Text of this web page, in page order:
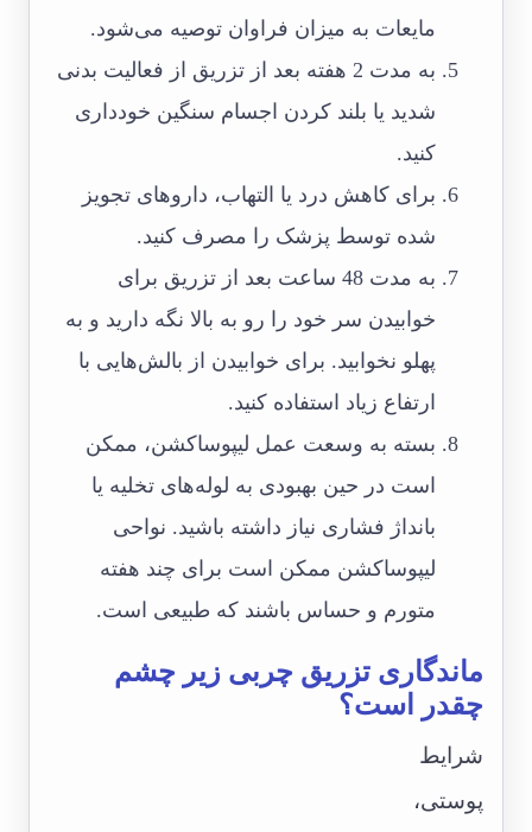
مایعات به میزان فراوان توصیه می‌شود.
به مدت 2 هفته بعد از تزریق از فعالیت بدنی
شدید یا بلند کردن اجسام سنگین خودداری
کنید.
برای کاهش درد یا التهاب، داروهای تجویز
شده توسط پزشک را مصرف کنید.
به مدت 48 ساعت بعد از تزریق برای
خوابیدن سر خود را رو به بالا نگه دارید و به
پهلو نخوابید. برای خوابیدن از بالش‌هایی با
ارتفاع زیاد استفاده کنید.
بسته به وسعت عمل لیپوساکشن، ممکن
است در حین بهبودی به لوله‌های تخلیه یا
بانداژ فشاری نیاز داشته باشید. نواحی
لیپوساکشن ممکن است برای چند هفته
متورم و حساس باشند که طبیعی است.
ماندگاری تزریق چربی زیر چشم
چقدر است؟
شرایط
پوستی،